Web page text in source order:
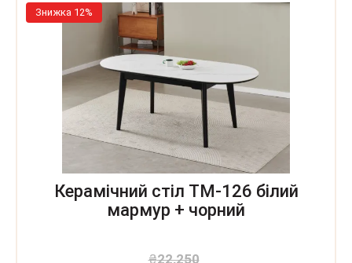
Знижка 12%
Керамічний стіл TM-126 білий
мармур + чорний
₴22,250